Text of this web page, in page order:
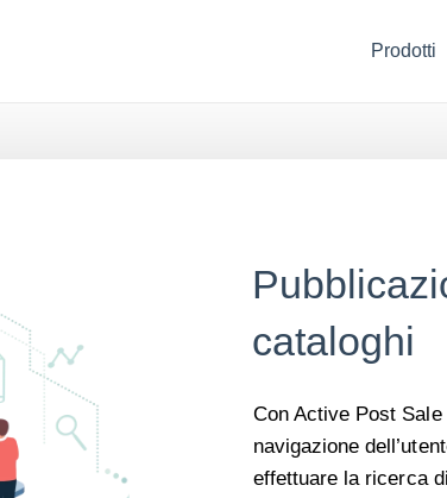
Prodotti
cataloghi
Con Active Post
navigazione
effettuare la ricerca